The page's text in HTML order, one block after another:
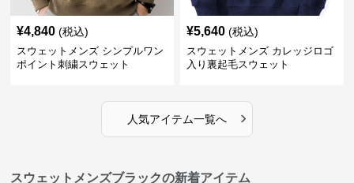
¥4,840 (税込)
スウェットメンズ シンプルワン
ポイント刺繍スウェット
¥5,640 (税込)
スウェットメンズ カレッジロゴ
入り裏起毛スウェット
人気アイテム一覧へ ›
スウェットメンズブラックの新着アイテム